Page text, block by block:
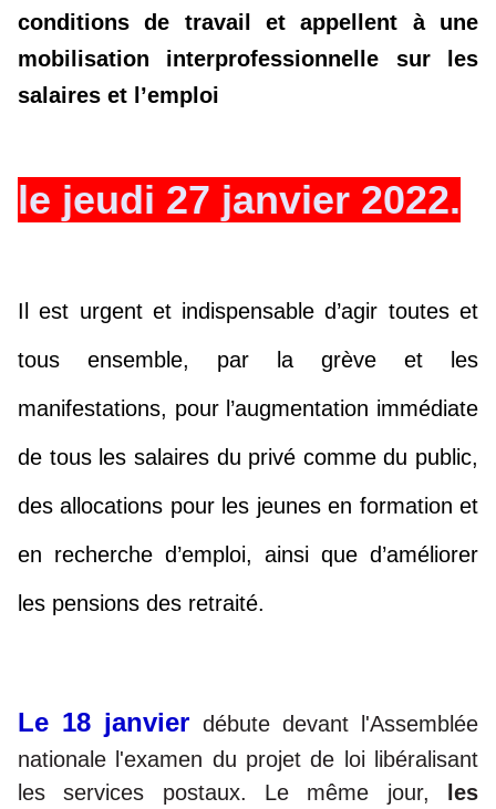
conditions de travail et appellent à une
mobilisation interprofessionnelle sur les
salaires et l’emploi
le jeudi 27 janvier 2022.
Il est urgent et indispensable d’agir toutes et
tous ensemble, par la grève et les
manifestations, pour l’augmentation immédiate
de tous les salaires du privé comme du public,
des allocations pour les jeunes en formation et
en recherche d’emploi, ainsi que d’améliorer
les pensions des retraité.
Le 18 janvier débute devant l'Assemblée
nationale l'examen du projet de loi libéralisant
les services postaux. Le même jour,
les